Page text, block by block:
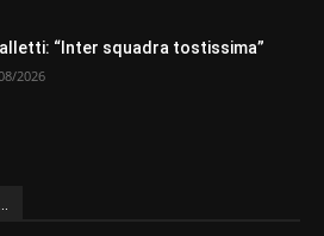
“Inter squadra tostissima”
2026